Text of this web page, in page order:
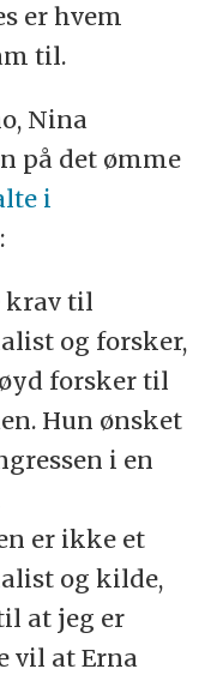
er hvem
til.
Nina
på det ømme
i
krav til
og forsker,
forsker til
Hun ønsket
i en
er ikke et
og kilde,
at jeg er
vil at Erna